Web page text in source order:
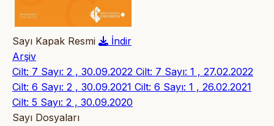
Sayı Kapak Resmi
İndir
Arşiv
Cilt: 7 Sayı: 2 , 30.09.2022 Cilt: 7 Sayı: 1 , 27.02.2022
Cilt: 6 Sayı: 2 , 30.09.2021 Cilt: 6 Sayı: 1 , 26.02.2021
Cilt: 5 Sayı: 2 , 30.09.2020
Sayı Dosyaları